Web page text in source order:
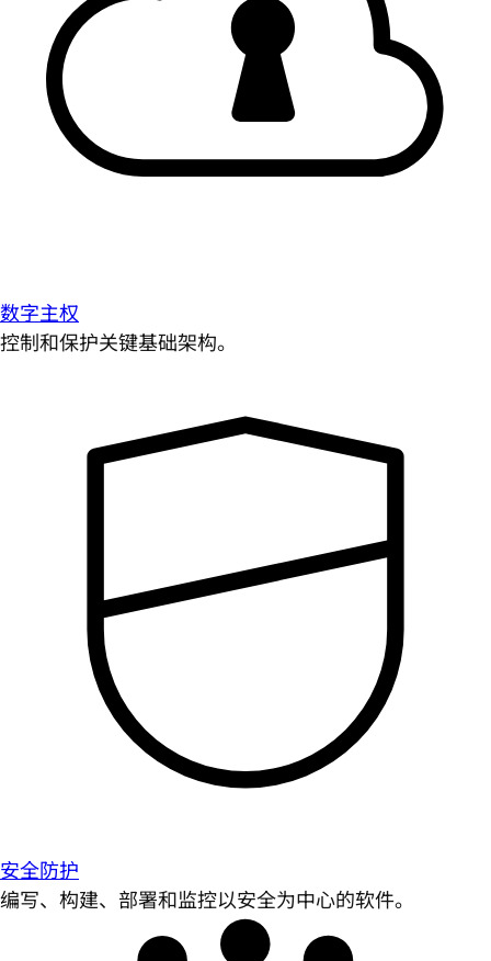
数字主权
控制和保护关键基础架构。
安全防护
编写、构建、部署和监控以安全为中心的软件。